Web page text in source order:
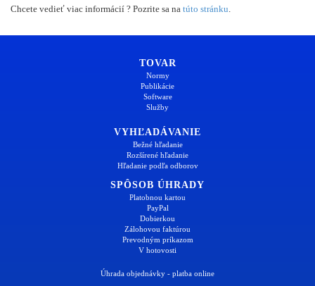
Chcete vedieť viac informácií ? Pozrite sa na túto stránku
TOVAR
Normy
Publikácie
Software
Služby
VYHĽADÁVANIE
Bežné hľadanie
Rozšírené hľadanie
Hľadanie podľa odborov
SPÔSOB ÚHRADY
Platobnou kartou
PayPal
Dobierkou
Zálohovou faktúrou
Prevodným príkazom
V hotovosti
Úhrada objednávky - platba online